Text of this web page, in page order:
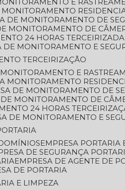
MONITORAMENTO
DE MONITORAMENTO DE
MONITORAMENTO DE
24 HORAS TERCEIRIZADA
DE MONITORAMENTO E
TERCEIRIZAÇÃO
MONITORAMENTO E
MONITORAMENTO
DE MONITORAMENTO DE
DE MONITORAMENTO DE
24 HORAS
DE MONITORAMENTO E
EMPRESA
DE SEGURANÇA
EMPRESA DE AGENTE DE
DE PORTARIA
E LIMPEZA